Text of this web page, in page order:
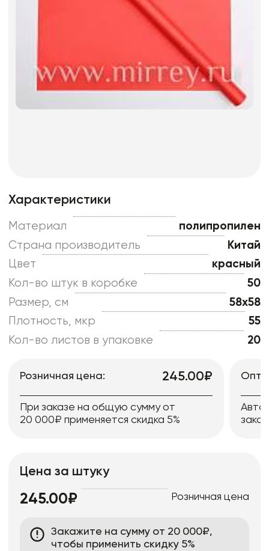
Характеристики
Материал
полипропилен
Страна производитель
Китай
Цвет
красный
Кол-во штук в коробке
50
Размер, см
58x58
Плотность, мкр
55
Кол-во листов в упаковке
20
Розничная цена: 245.00₽
При заказе на общую сумму от
20 000₽ применяется скидка 5%
Цена за штуку
245.00₽ Розничная цена
Закажите на сумму от 20 000₽,
чтобы применить скидку 5%